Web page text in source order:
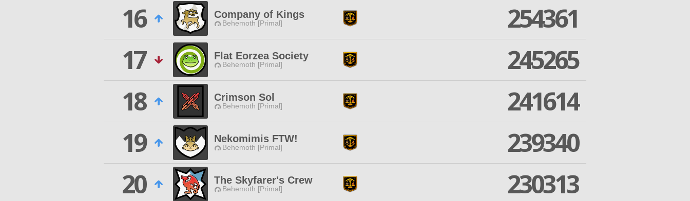
16
Company of Kings
Behemoth [Primal]
254361
17
Flat Eorzea Society
Behemoth [Primal]
245265
18
Crimson Sol
Behemoth [Primal]
241614
19
Nekomimis FTW!
Behemoth [Primal]
239340
20
The Skyfarer's Crew
Behemoth [Primal]
230313